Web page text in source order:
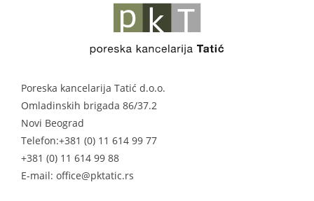
Poreska kancelarija Tatić d.o.o.
Omladinskih brigada 86/37.2
Novi Beograd
Telefon:+381 (0) 11 614 99 77
+381 (0) 11 614 99 88
E-mail: office@pktatic.rs